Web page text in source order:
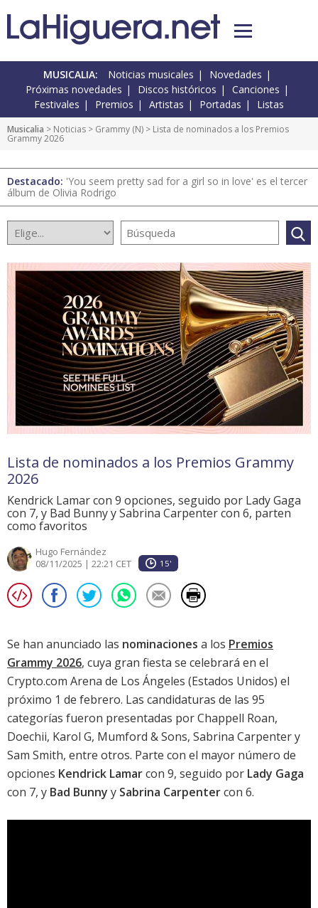
MUSICALIA: Noticias musicales
Novedades
Próximas novedades
Discos históricos
Canciones
Festivales
Premios Artistas Portadas Listas
Musicalia > Noticias > Grammy (N) > Lista de nominados a los Premios
Grammy 2026
Destacado: 'You seem pretty sad for a girl so in love' es el tercer
álbum de Olivia Rodrigo
Lista de nominados a los Premios Grammy
2026
Kendrick Lamar con 9 opciones, seguido por Lady Gaga
con 7, y Bad Bunny y Sabrina Carpenter con 6, parten
como favoritos
Hugo Fernández
08/11/2025 | 22:21 CET
15'
Se han anunciado las nominaciones a los Premios
Grammy 2026, cuya gran fiesta se celebrará en el
Crypto.com Arena de Los Ángeles (Estados Unidos) el
próximo 1 de febrero. Las candidaturas de las 95
categorías fueron presentadas por Chappell Roan,
Doechii, Karol G, Mumford & Sons, Sabrina Carpenter y
Sam Smith, entre otros. Parte con el mayor número de
opciones Kendrick Lamarcon 9, seguido por Lady Gaga
con 7, y Bad Bunny y Sabrina Carpentercon 6.